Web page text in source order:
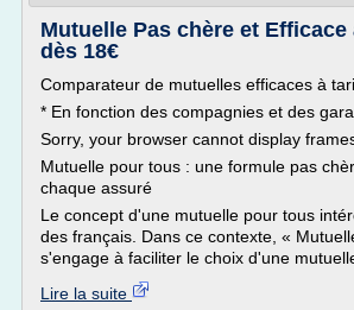
Mutuelle Pas chère et
dès 18€
Comparateur de mutuelles efficaces à
* En fonction des compagnies et des
Sorry, your browser cannot display
Mutuelle pour tous : une formule pas
chaque assuré
Le concept d'une mutuelle pour tous
des français. Dans ce contexte, «
s'engage à faciliter le choix d'une
Lire la suite